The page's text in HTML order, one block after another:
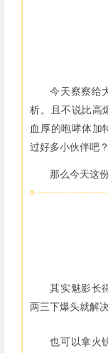
今天察察给
析。
且不说比高
血厚的咆哮体加
过好多小伙伴吧？
那么今天这
其实魅影长
两三下爆头就解决
也可以拿火